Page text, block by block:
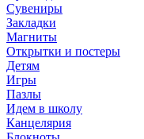
Сувениры
Закладки
Магниты
Открытки и постеры
Детям
Игры
Пазлы
Идем в школу
Канцелярия